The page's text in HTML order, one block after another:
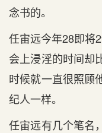
念书的。
任宙远今年28即将
会上浸淫的时间却
时候就一直很照顾
纪人一样。
任宙远有几个笔名